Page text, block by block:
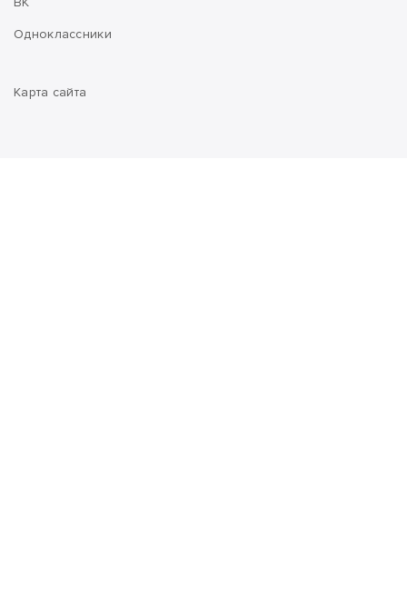
Одноклассники
Карта сайта